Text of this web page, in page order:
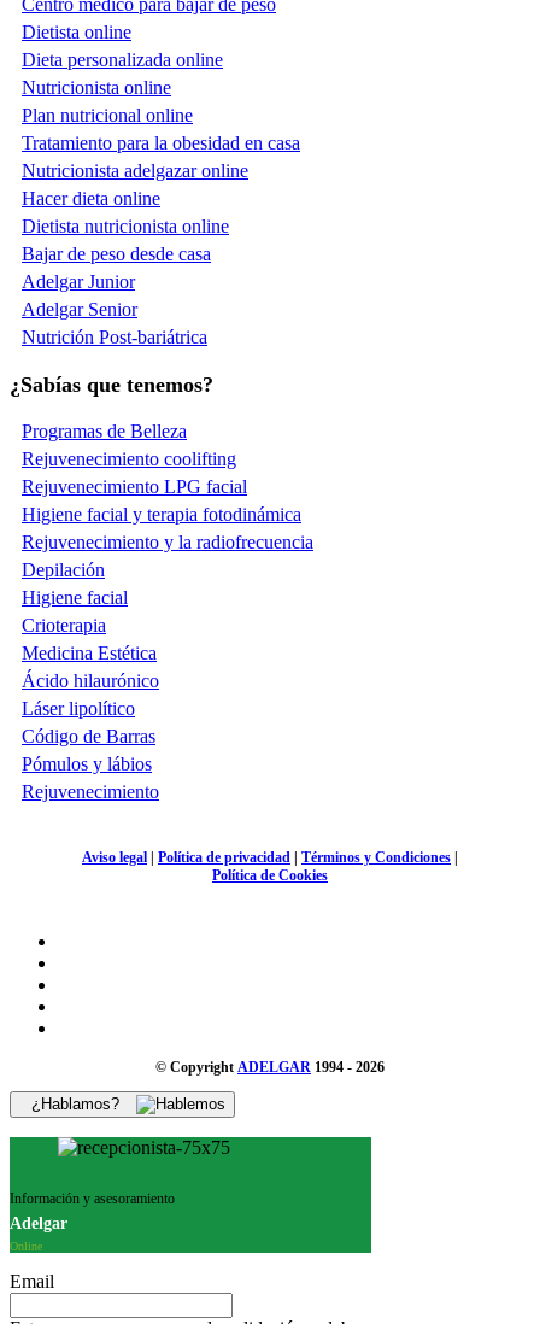
Centro médico para bajar de peso
Dietista online
Dieta personalizada online
Nutricionista online
Plan nutricional online
Tratamiento para la obesidad en casa
Nutricionista adelgazar online
Hacer dieta online
Dietista nutricionista online
Bajar de peso desde casa
Adelgar Junior
Adelgar Senior
Nutrición Post-bariátrica
¿Sabías que tenemos?
Programas de Belleza
Rejuvenecimiento coolifting
Rejuvenecimiento LPG facial
Higiene facial y terapia fotodinámica
Rejuvenecimiento y la radiofrecuencia
Depilación
Higiene facial
Crioterapia
Medicina Estética
Ácido hilaurónico
Láser lipolítico
Código de Barras
Pómulos y lábios
Rejuvenecimiento
Aviso legal Política de privacidad Términos y Condiciones
Política de Cookies
© Copyright ADELGAR 1994 - 2026
¿Hablamos?
Información y asesoramiento
Adelgar
Online
Email